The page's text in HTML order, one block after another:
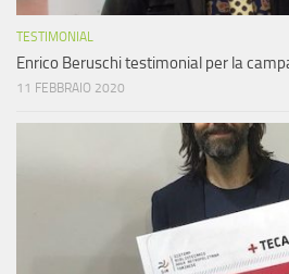
TESTIMONIAL
Enrico Beruschi testimonial per la
11 FEBBRAIO 2020